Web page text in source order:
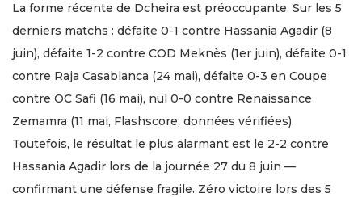
La forme récente de Dcheira est préoccupante. Sur les 5
derniers matchs : défaite 0-1 contre Hassania Agadir (8
juin), défaite 1-2 contre COD Meknès (1er juin), défaite 0-1
contre Raja Casablanca (24 mai), défaite 0-3 en Coupe
contre OC Safi (16 mai), nul 0-0 contre Renaissance
Zemamra (11 mai, Flashscore, données vérifiées).
Toutefois, le résultat le plus alarmant est le 2-2 contre
Hassania Agadir lors de la journée 27 du 8 juin —
confirmant une défense fragile. Zéro victoire lors des 5